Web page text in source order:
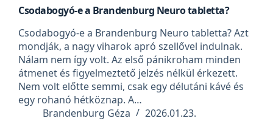
Csodabogyó-e a Brandenburg Neuro tabletta?
Csodabogyó-e a Brandenburg Neuro tabletta? Azt
mondják, a nagy viharok apró szellővel indulnak.
Nálam nem így volt. Az első pánikroham minden
átmenet és figyelmeztető jelzés nélkül érkezett.
Nem volt előtte semmi, csak egy délutáni kávé és
egy rohanó hétköznap. A…
Brandenburg Géza
2026.01.23.